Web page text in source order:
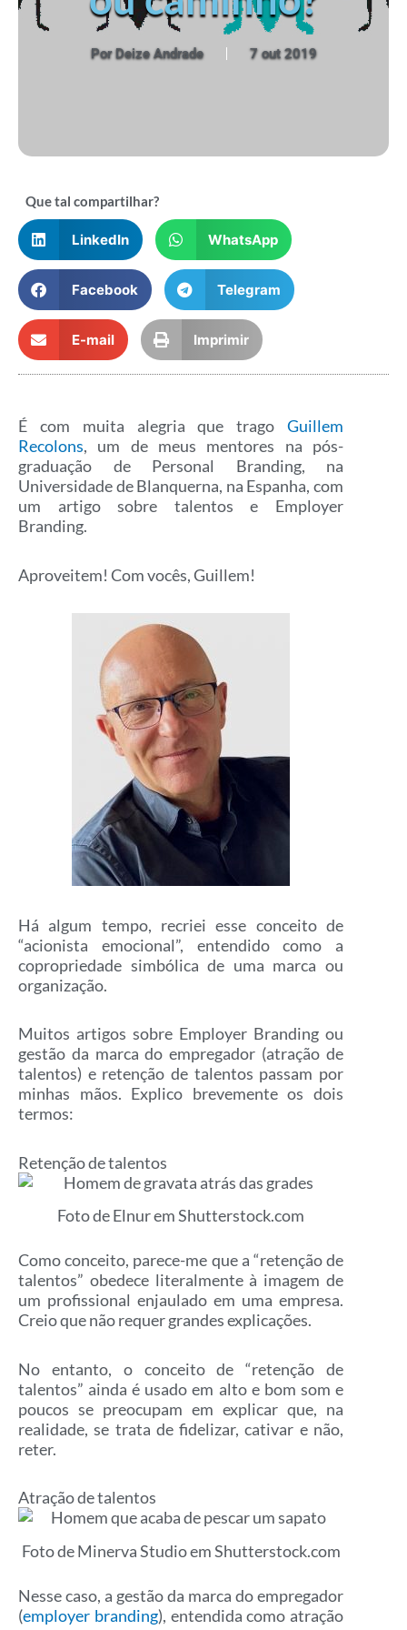
PorDeize Andrade 7 out 2019
Que tal compartilhar?
LinkedIn WhatsApp
Facebook Telegram
E-mail Imprimir
É com muita alegria que trago Guillem
Recolons, um de meus mentores na pós-
graduação de Personal Branding, na
Universidade de Blanquerna, na Espanha, com
um artigo sobre talentos e Employer
Branding.
Aproveitem! Com vocês, Guillem!
Há algum tempo, recriei esse conceito de
“acionista emocional”, entendido como a
copropriedade simbólica de uma marca ou
organização.
Muitos artigos sobre Employer Branding ou
gestão da marca do empregador (atração de
talentos) e retenção de talentos passam por
minhas mãos. Explico brevemente os dois
termos:
Retenção de talentos
Foto de Elnur em Shutterstock.com
Como conceito, parece-me que a “retenção de
talentos” obedece literalmente à imagem de
um profissional enjaulado em uma empresa.
Creio que não requer grandes explicações.
No entanto, o conceito de “retenção de
talentos” ainda é usado em alto e bom som e
poucos se preocupam em explicar que, na
realidade, se trata de fidelizar, cativar e não,
reter.
Atração de talentos
Foto de Minerva Studio em Shutterstock.com
Nesse caso, a gestão da marca do empregador
(employer branding), entendida como atração